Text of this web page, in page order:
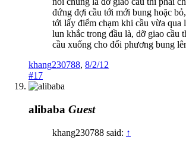
đứng đợi cầu tới mới bung hoặc
tới lấy điểm chạm khi cầu vừa qua
lun khắc trong đầu là, dỡ giao cầu
cầu xuống cho đối phương bung
khang230788, 8/2/12
#17
alibaba Guest
khang230788 said: ↑